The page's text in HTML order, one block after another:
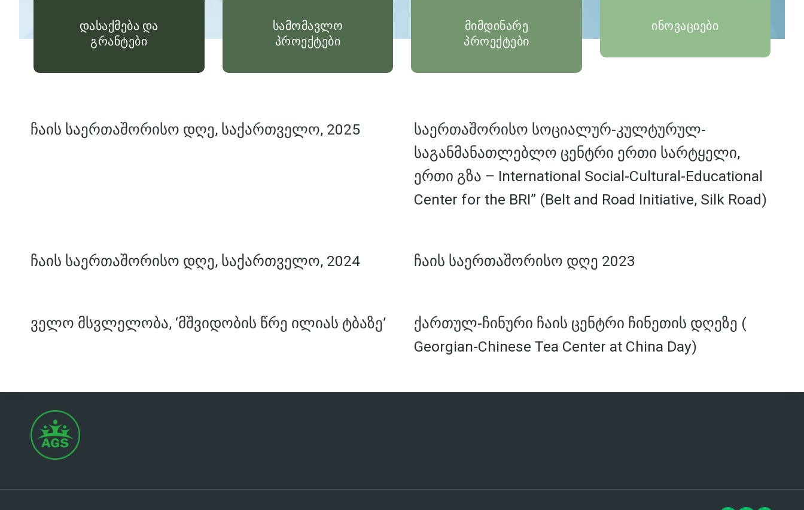
დასაქმება და
გრანტები
სამომავლო
პროექტები
მიმდინარე
პროექტები
ინოვაციები
ჩაის საერთაშორისო დღე, საქართველო, 2025
საერთაშორისო სოციალურ-კულტურულ-
საგანმანათლებლო ცენტრი ერთი სარტყელი,
ერთი გზა – International Social-Cultural-Educational
Center for the BRI” (Belt and Road Initiative, Silk Road)
ჩაის საერთაშორისო დღე, საქართველო, 2024 ჩაის საერთაშორისო დღე 2023
ველო მსვლელობა, ‘მშვიდობის წრე ილიას ტბაზე’
ქართულ-ჩინური ჩაის ცენტრი ჩინეთის დღეზე (
Georgian-Chinese Tea Center at China Day)